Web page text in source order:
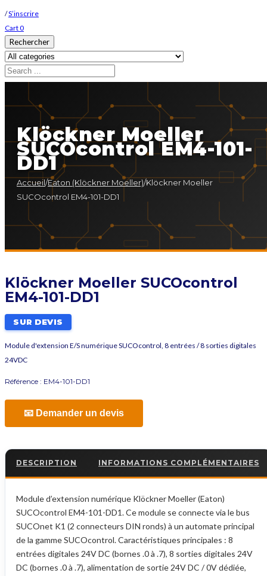
/S’inscrire
Cart0
Rechercher
Klöckner Moeller
SUCOcontrol EM4-101-
DD1
Accueil/Eaton (Klöckner Moeller)/Klöckner Moeller
SUCOcontrol EM4-101-DD1
Klöckner Moeller SUCOcontrol
EM4-101-DD1
SUR DEVIS
Module d'extension E/S numérique SUCOcontrol, 8 entrées / 8 sorties digitales
24VDC
Référence : EM4-101-DD1
📧 Demander un devis
DESCRIPTION INFORMATIONS COMPLÉMENTAIRES
Module d’extension numérique Klöckner Moeller (Eaton)
SUCOcontrol EM4-101-DD1. Ce module se connecte via le bus
SUCOnet K1 (2 connecteurs DIN ronds) à un automate principal
de la gamme SUCOcontrol. Caractéristiques principales : 8
entrées digitales 24V DC (bornes .0 à .7), 8 sorties digitales 24V
DC (bornes .0 à .7), alimentation de sortie 24V DC / 0V dédiée,